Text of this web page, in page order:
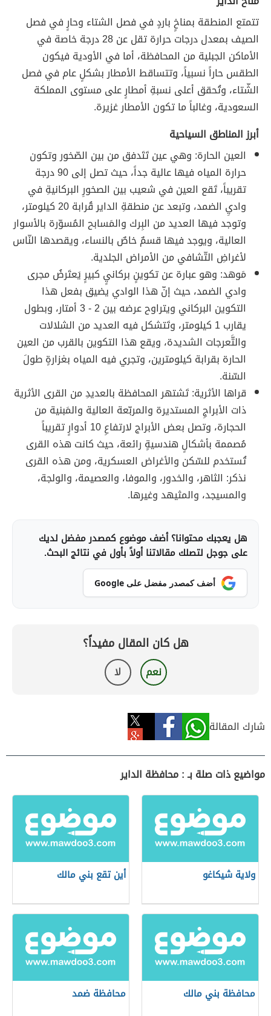
تتمتع المنطقة بمناخٍ باردٍ في فصل الشتاء وحارٍ في فصل
الصيف بمعدل درجات حرارة تقل عن 28 درجة خاصة في
الأماكن الجبلية من المحافظة، أما في الأودية فيكون
الطقس حاراً نسبياً، وتتساقط الأمطار بشكلٍ عام في فصل
الشّتاء، وتُحقق أعلى نسبةِ أمطارٍ على مستوى المملكة
السعودية، وغالباً ما تكون الأمطار غزيرة.
أبرز المناطق السياحية
العين الحارة: وهي عين تَتَدفق من بين الصّخور وتكون
حرارة المياه فيها عالية جداً، حيث تصل إلى 90 درجة
تقريباً، تَقع العين في شعيب بين الصخورِ البركانيةِ في
واديِ الضمد، وتبعد عن منطقةِ الداير قُرابة 20 كيلومتر،
وتوجد فيها العديد من البِرك والمَسابح المُسوّرة بالأسوار
العالية، ويوجد فيها قسمٌ خاصٌ بالنساء، ويقصدها النّاس
لأغراضِ التّشافي من الأمراض الجلدية.
مَوهد: وهو عبارة عن تكوينٍ بركانيٍ كبيرٍ يَعتَرضُ مجرى
وادي الضمد، حيث إنّ هذا الوادي يضيق بفعل هذا
التكوين البركاني ويتراوح عرضه بين 2 - 3 أمتار، وبطول
يقارب 1 كيلومتر، وتَتشكل فيه العديد من الشلالات
والتَّعرجات الشديدة، ويقع هذا التكوين بالقرب من العين
الحارة بقرابة كيلومترين، وتجري فيه المياه بغزارةٍ طولَ
السّنة.
قراها الأثرية: تَشتهر المحافظة بالعديدِ من القرى الأثرية
ذات الأبراجِ المستديرة والمربّعة العالية والمَبنية من
الحجارة، وتصل بعض الأبراج لارتفاعِ 10 أدوارٍ تقريباً
مُصممة بأشكالٍ هندسيةٍ رائعة، حيث كانت هذه القرى
تُستخدم للسّكن والأغراض العسكرية، ومن هذه القرى
نذكر: الثاهر، والخدور، والموفا، والعصيمة، والولجة،
والمسيجد، والمثيهد وغيرها.
هل يعجبك محتوانا؟ أضف موضوع كمصدر مفضل لديك
على جوجل لتصلك مقالاتنا أولاً بأول في نتائج البحث.
أضف كمصدر مفضل على Google
هل كان المقال مفيداً؟
نعم لا
شارك المقالة
مواضيع ذات صلة بـ : محافظة الداير
ولاية شيكاغو أين تقع بني مالك
محافظة بني مالك محافظة ضمد